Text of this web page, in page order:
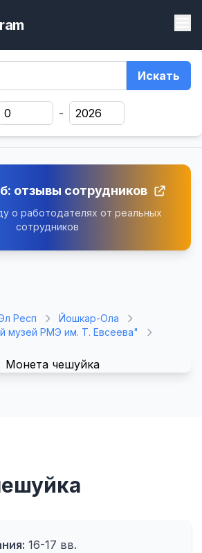
Искать
-
отзывы сотрудников
о работодателях от реальных
сотрудников
Респ
Йошкар-Ола
музей РМЭ им. Т. Евсеева"
16-17 вв.